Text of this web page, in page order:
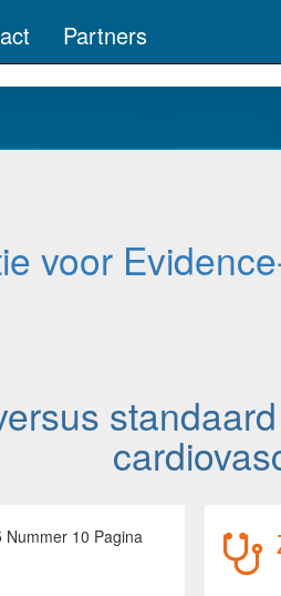
Partners
voor
Nummer 10 Pagina